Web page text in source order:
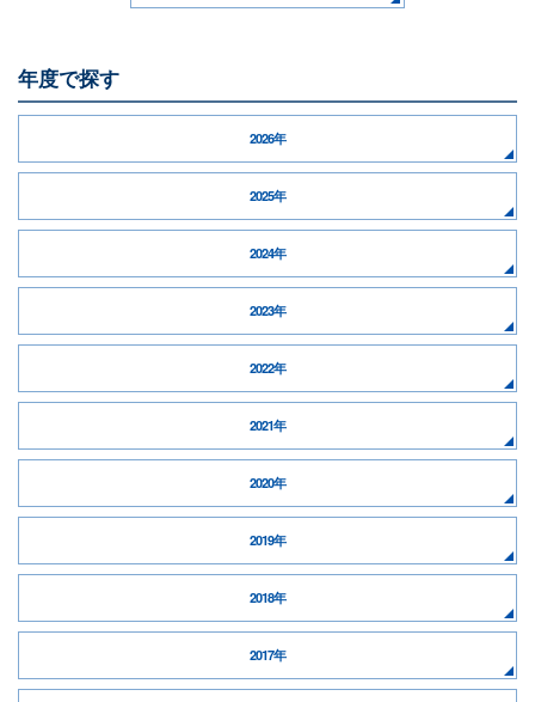
年度で探す
2026年
2025年
2024年
2023年
2022年
2021年
2020年
2019年
2018年
2017年